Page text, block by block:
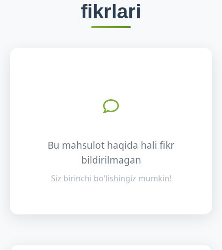
fikrlari
Bu mahsulot haqida hali fikr
bildirilmagan
Siz birinchi bo'lishingiz mumkin!